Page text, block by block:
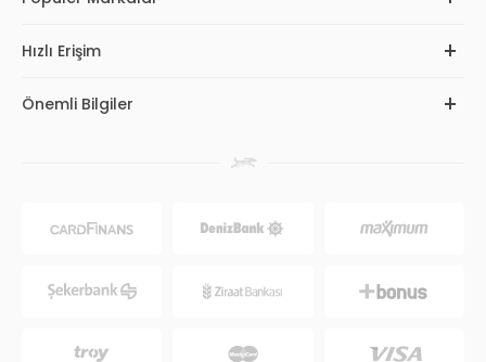
Hızlı Erişim
Önemli Bilgiler